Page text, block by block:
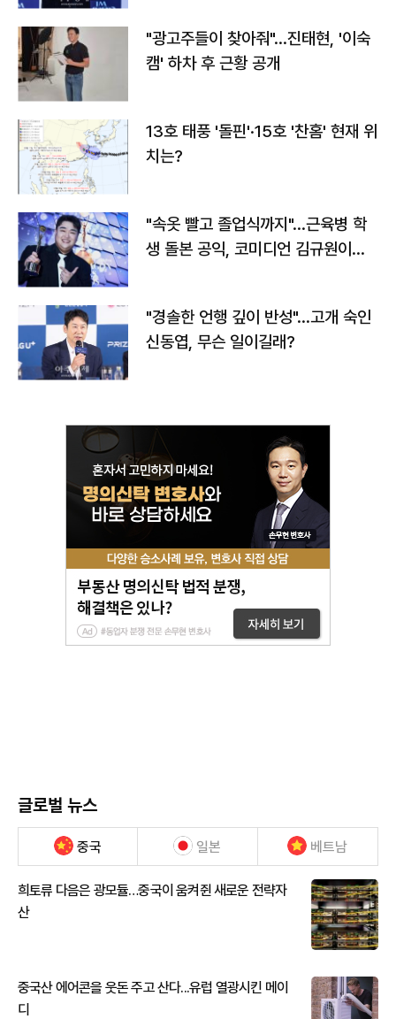
"광고주들이 찾아줘"…진태현, '이숙
캠' 하차 후 근황 공개
13호 태풍 '돌핀'·15호 '찬홈' 현재 위
치는?
"속옷 빨고 졸업식까지"…근육병 학
생 돌본 공익, 코미디언 김규원이었
"경솔한 언행 깊이 반성"…고개 숙인
신동엽, 무슨 일이길래?
글로벌 뉴스
중국 일본 베트남
희토류 다음은 광모듈…중국이 움켜쥔 새로운 전략자
산
중국산 에어콘을 웃돈 주고 산다...유럽 열광시킨 메이
디